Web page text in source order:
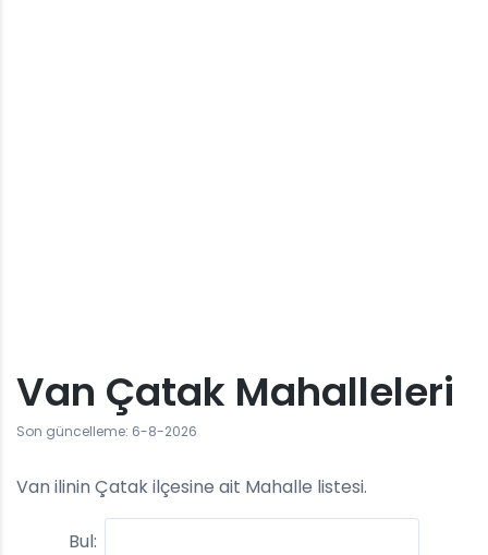
Van Çatak Mahalleleri
Son güncelleme: 6-8-2026
Van ilinin Çatak ilçesine ait Mahalle listesi.
Bul: